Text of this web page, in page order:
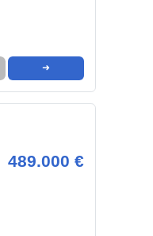
➜
489.000 €